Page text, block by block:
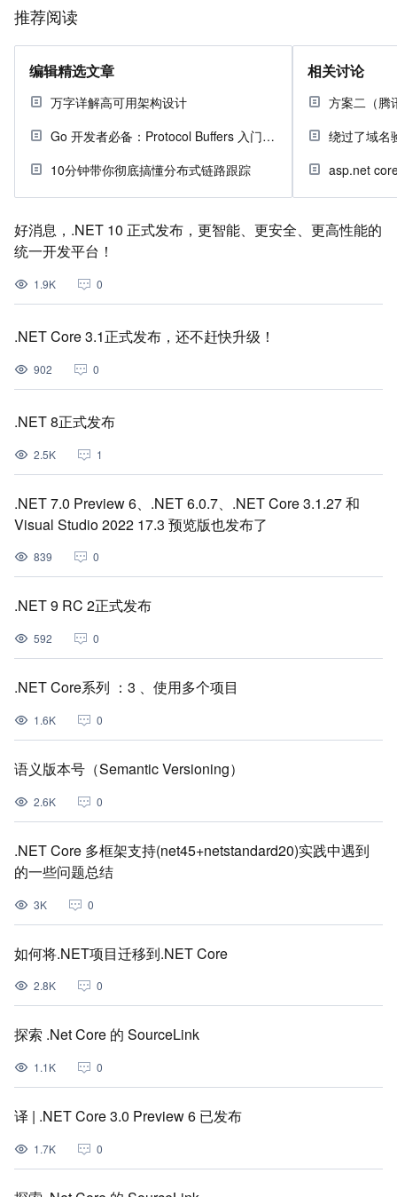
推荐阅读
编辑精选文章
万字详解高可用架构设计
Go 开发者必备：Protocol Buffers 入门指南
10分钟带你彻底搞懂分布式链路跟踪
相关讨论
好消息，.NET 10 正式发布，更智能、更安全、更高性能的
统一开发平台！
1.9K 0
.NET Core 3.1正式发布，还不赶快升级！
902 0
.NET 8正式发布
2.5K 1
.NET 7.0 Preview 6、.NET 6.0.7、.NET Core 3.1.27 和
Visual Studio 2022 17.3 预览版也发布了
839 0
.NET 9 RC 2正式发布
592 0
.NET Core系列 ：3 、使用多个项目
1.6K 0
语义版本号（Semantic Versioning）
2.6K 0
.NET Core 多框架支持(net45+netstandard20)实践中遇到
的一些问题总结
3K 0
如何将.NET项目迁移到.NET Core
2.8K 0
探索 .Net Core 的 SourceLink
1.1K 0
译 | .NET Core 3.0 Preview 6 已发布
1.7K 0